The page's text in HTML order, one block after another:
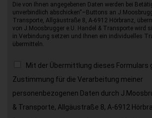
Die von Ihnen angegebenen Daten werden bei
unverbindlich abschicken“–Buttons an
Transporte, Allgäustraße 8, A-6912 Hörbranz,
von J.Moosbrugger e.U. Handel & Transporte wird
in Verbindung setzen und Ihnen ein individuelles
übermitteln.
Mit der Übermittlung dieses Formulars
Zustimmung für die Verarbeitung meiner
personenbezogenen Daten durch
& Transporte, Allgäustraße 8, A-6912